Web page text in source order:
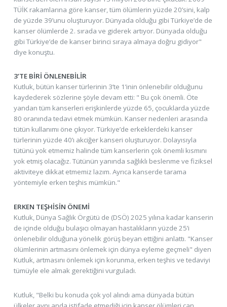
TÜİK rakamlarına göre kanser, tüm ölümlerin yüzde 20’sini, kalp
de yüzde 39’unu oluşturuyor. Dünyada olduğu gibi Türkiye’de de
kanser ölümlerde 2. sırada ve giderek artıyor. Dünyada olduğu
gibi Türkiye’de de kanser birinci sıraya almaya doğru gidiyor"
diye konuştu.
3’TE BİRİ ÖNLENEBİLİR
Kutluk, bütün kanser türlerinin 3’te 1’inin önlenebilir olduğunu
kaydederek sözlerine şöyle devam etti: " Bu çok önemli. Öte
yandan tüm kanserleri erişkinlerde yüzde 65, çocuklarda yüzde
80 oranında tedavi etmek mümkün. Kanser nedenleri arasında
tütün kullanımı öne çıkıyor. Türkiye’de erkeklerdeki kanser
türlerinin yüzde 40’ı akciğer kanseri oluşturuyor. Dolayısıyla
tütünü yok etmemiz halinde tüm kanserlerin çok önemli kısmını
yok etmiş olacağız. Tütünün yanında sağlıklı beslenme ve fiziksel
aktiviteye dikkat etmemiz lazım. Ayrıca kanserde tarama
yöntemiyle erken teşhis mümkün."
ERKEN TEŞHİSİN ÖNEMİ
Kutluk, Dünya Sağlık Örgütü de (DSÖ) 2025 yılına kadar kanserin
de içinde olduğu bulaşıcı olmayan hastalıkların yüzde 25’i
önlenebilir olduğuna yönelik görüş beyan ettiğini anlattı. "Kanser
ölümlerinin artmasını önlemek için dünya eyleme geçmeli" diyen
Kutluk, artmasını önlemek için korunma, erken teşhis ve tedaviyi
tümüyle ele almak gerektiğini vurguladı.
Kutluk, "Belki bu konuda çok yol alındı ama dünyada bütün